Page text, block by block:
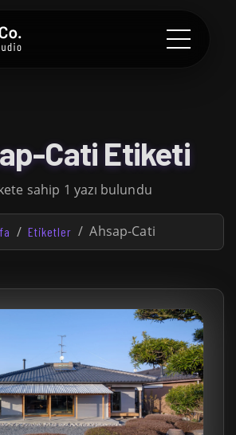
Cati Etiketi
sahip 1 yazı bulundu
Etiketler Ahsap-Cati